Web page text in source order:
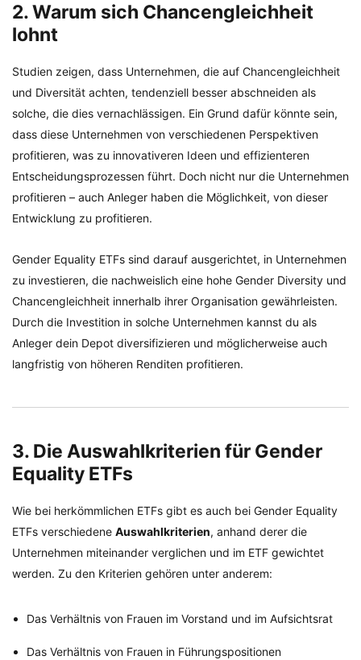
2. Warum sich Chancengleichheit
lohnt
Studien zeigen, dass Unternehmen, die auf Chancengleichheit
und Diversität achten, tendenziell besser abschneiden als
solche, die dies vernachlässigen. Ein Grund dafür könnte sein,
dass diese Unternehmen von verschiedenen Perspektiven
profitieren, was zu innovativeren Ideen und effizienteren
Entscheidungsprozessen führt. Doch nicht nur die Unternehmen
profitieren – auch Anleger haben die Möglichkeit, von dieser
Entwicklung zu profitieren.
Gender Equality ETFs sind darauf ausgerichtet, in Unternehmen
zu investieren, die nachweislich eine hohe Gender Diversity und
Chancengleichheit innerhalb ihrer Organisation gewährleisten.
Durch die Investition in solche Unternehmen kannst du als
Anleger dein Depot diversifizieren und möglicherweise auch
langfristig von höheren Renditen profitieren.
3. Die Auswahlkriterien für Gender
Equality ETFs
Wie bei herkömmlichen ETFs gibt es auch bei Gender Equality
ETFs verschiedene Auswahlkriterien, anhand derer die
Unternehmen miteinander verglichen und im ETF gewichtet
werden. Zu den Kriterien gehören unter anderem:
Das Verhältnis von Frauen im Vorstand und im Aufsichtsrat
Das Verhältnis von Frauen in Führungspositionen